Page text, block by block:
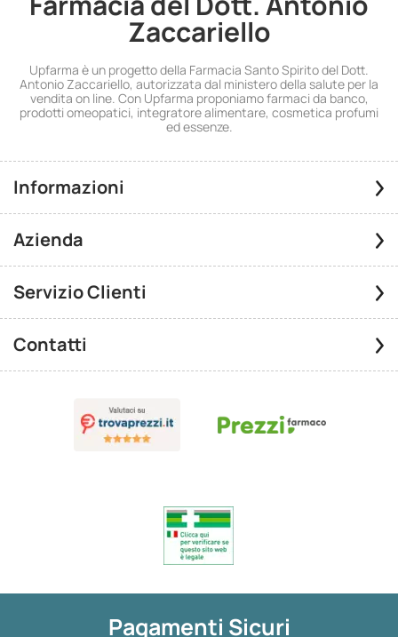
Zaccariello
Upfarma è un progetto della Farmacia Santo Spirito del Dott.
Antonio Zaccariello, autorizzata dal ministero della salute per la
vendita on line. Con Upfarma proponiamo farmaci da banco,
prodotti omeopatici, integratore alimentare, cosmetica profumi
ed essenze.
Informazioni
Azienda
Servizio Clienti
Contatti
Pagamenti Sicuri